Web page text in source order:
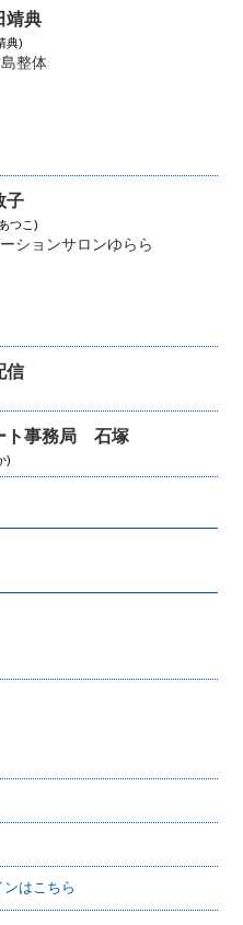
靖典
典)
整体
子
つこ)
ションサロンゆらら
信
ト事務局 石塚
)
はこちら